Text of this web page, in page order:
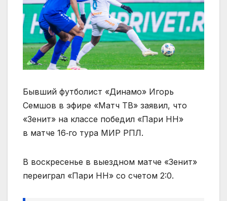
Бывший футболист «Динамо» Игорь
Семшов в эфире «Матч ТВ» заявил, что
«Зенит» на классе победил «Пари НН»
в матче 16‑го тура МИР РПЛ.
В воскресенье в выездном матче «Зенит»
переиграл «Пари НН» со счетом 2:0.